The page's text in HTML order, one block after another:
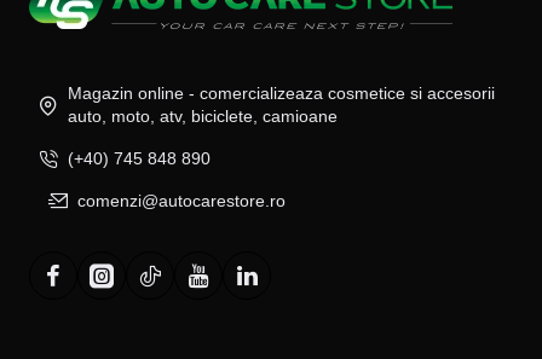
Magazin online - comercializeaza cosmetice si accesorii
auto, moto, atv, biciclete, camioane
(+40) 745 848 890
comenzi@autocarestore.ro